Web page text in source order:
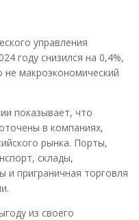
управления
году снизился на 0,4%,
не макроэкономический
показывает, что
в компаниях,
рынка. Порты,
склады,
приграничная торговля
из своего